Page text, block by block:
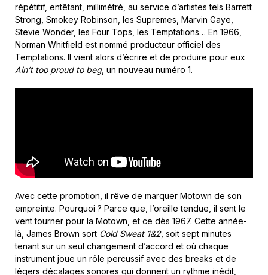
répétitif, entêtant, millimétré, au service d’artistes tels Barrett
Strong, Smokey Robinson, les Supremes, Marvin Gaye,
Stevie Wonder, les Four Tops, les Temptations… En 1966,
Norman Whitfield est nommé producteur officiel des
Temptations. Il vient alors d’écrire et de produire pour eux
Ain’t too proud to beg, un nouveau numéro 1.
Avec cette promotion, il rêve de marquer Motown de son
empreinte. Pourquoi ? Parce que, l’oreille tendue, il sent le
vent tourner pour la Motown, et ce dès 1967. Cette année-
là, James Brown sort Cold Sweat 1&2, soit sept minutes
tenant sur un seul changement d’accord et où chaque
instrument joue un rôle percussif avec des breaks et de
légers décalages sonores qui donnent un rythme inédit,